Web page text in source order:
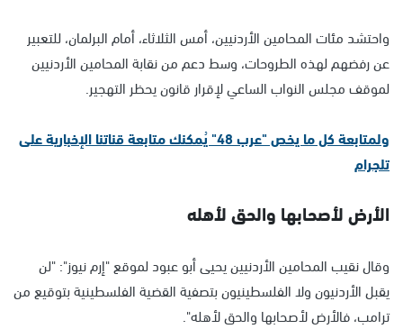
واحتشد مئات المحامين الأردنيين، أمس الثلاثاء، أمام البرلمان، للتعبير
عن رفضهم لهذه الطروحات، وسط دعم من نقابة المحامين الأردنيين
لموقف مجلس النواب الساعي لإقرار قانون يحظر التهجير.
ولمتابعة كل ما يخص "عرب 48" يُمكنك متابعة قناتنا الإخبارية على
تلجرام
الأرض لأصحابها والحق لأهله
وقال نقيب المحامين الأردنيين يحيى أبو عبود لموقع "إرم نيوز": "لن
يقبل الأردنيون ولا الفلسطينيون بتصفية القضية الفلسطينية بتوقيع من
ترامب، فالأرض لأصحابها والحق لأهله".